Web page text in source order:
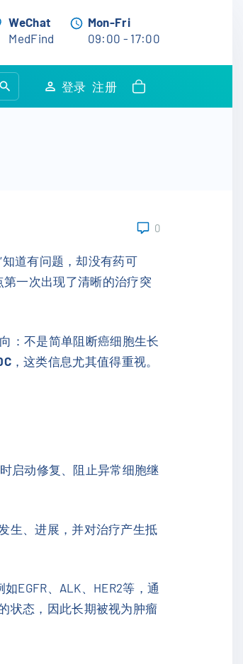
WeChat
MedFind
Mon-Fri
09:00 - 17:00
e
:
登录 注册
0
道有问题，却没有药可
第一次出现了清晰的治疗突
：不是简单阻断癌细胞生长
，这类信息尤其值得重视。
启动修复、阻止异常细胞继
生、进展，并对治疗产生抵
EGFR、ALK、HER2等，通
状态，因此长期被视为肿瘤